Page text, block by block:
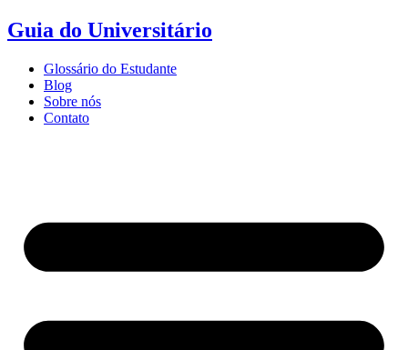
Ir
para
conteúdo
Guia do Universitário
Glossário do Estudante
Blog
Sobre nós
Contato